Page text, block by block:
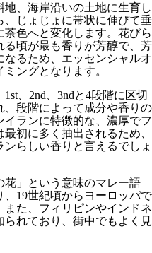
、海岸沿いの土地に生育し
、じょじょに帯状に伸びて垂
色へと変化します。花びら
頃が最も香りが芳醇で、芳
るため、エッセンシャルオ
ングとなります。
、2nd、3ndと4段階に区切
、段階によって成分や香りの
ランに特徴的な、濃厚でフ
初に多く抽出されるため、
らしい香りと言えるでしょ
花」という意味のマレー語
、19世紀頃からヨーロッパで
た、フィリピンやインドネ
れており、街中でもよく見